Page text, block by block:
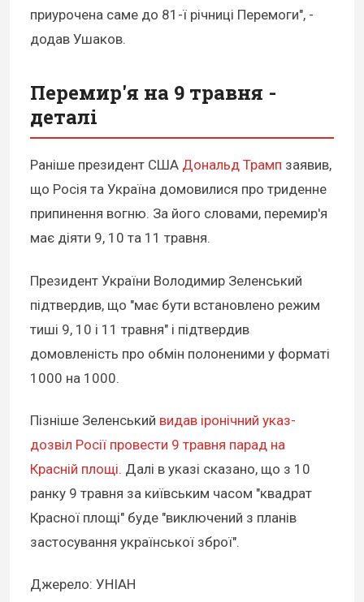
приурочена саме до 81-ї річниці Перемоги", -
додав Ушаков.
Перемир'я на 9 травня -
деталі
Раніше президент США Дональд Трамп заявив,
що Росія та Україна домовилися про триденне
припинення вогню. За його словами, перемир'я
має діяти 9, 10 та 11 травня.
Президент України Володимир Зеленський
підтвердив, що "має бути встановлено режим
тиші 9, 10 і 11 травня" і підтвердив
домовленість про обмін полоненими у форматі
1000 на 1000.
Пізніше Зеленський видав іронічний указ-
дозвіл Росії провести 9 травня парад на
Красній площі. Далі в указі сказано, що з 10
ранку 9 травня за київським часом "квадрат
Красної площі" буде "виключений з планів
застосування української зброї".
Джерело: УНІАН